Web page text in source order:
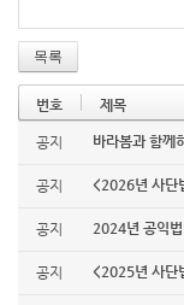
목록
번호 제목
공지 바라봄과 함께
공지 <2026년 사단
공지 2024년 공익법
공지 <2025년 사단